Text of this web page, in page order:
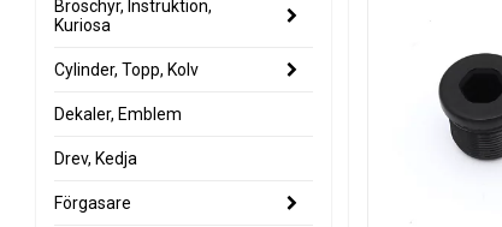
Broschyr, Instruktion,
Kuriosa
Cylinder, Topp, Kolv
Dekaler, Emblem
Drev, Kedja
Förgasare